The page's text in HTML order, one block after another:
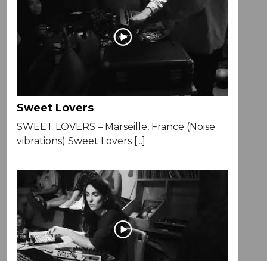
Sweet Lovers
SWEET LOVERS – Marseille, France (Noise
vibrations) Sweet Lovers [...]